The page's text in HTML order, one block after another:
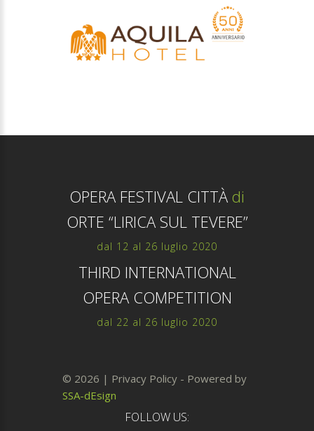
OPERA FESTIVAL CITTÀ di
ORTE “LIRICA SUL TEVERE”
dal 12 al 26 luglio 2020
THIRD INTERNATIONAL
OPERA COMPETITION
dal 22 al 26 luglio 2020
© 2026 | Privacy Policy - Powered by
SSA-dEsign
FOLLOW US: